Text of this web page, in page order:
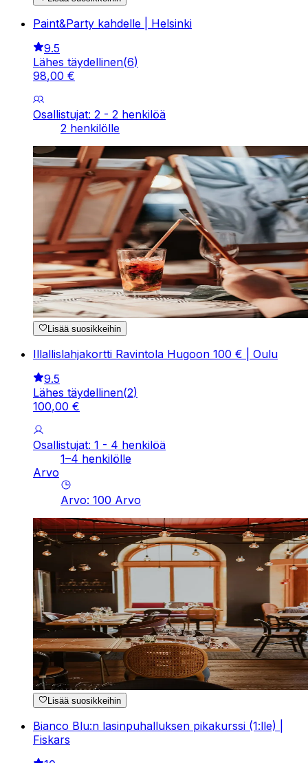
Paint&Party kahdelle | Helsinki
9.5
Lähes täydellinen(6)
98,00 €
Osallistujat: 2 - 2 henkilöä
2 henkilölle
Lisää suosikkeihin
Illallislahjakortti Ravintola Hugoon 100 € | Oulu
9.5
Lähes täydellinen(2)
100,00 €
Osallistujat: 1 - 4 henkilöä
1–4 henkilölle
Arvo
Arvo: 100 Arvo
Lisää suosikkeihin
Bianco Blu:n lasinpuhalluksen pikakurssi (1:lle) |
Fiskars